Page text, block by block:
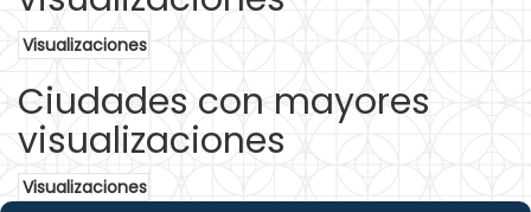
Visualizaciones
Ciudades con mayores
visualizaciones
Visualizaciones